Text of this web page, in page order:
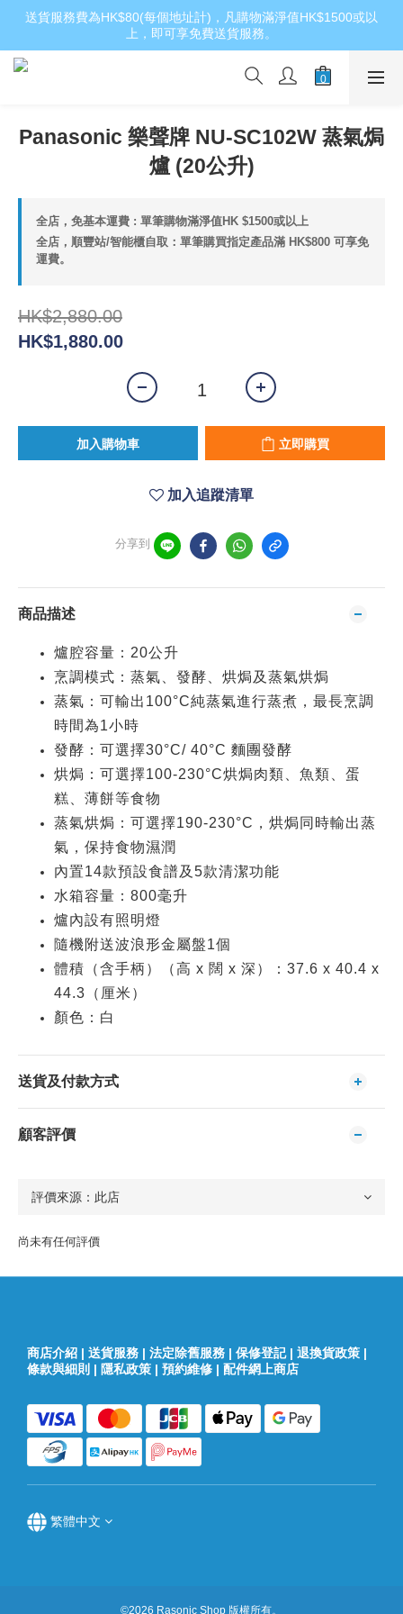
送貨服務費為HK$80(每個地址計)，凡購物滿淨值HK$1500或以
上，即可享免費送貨服務。
Panasonic 樂聲牌 NU-SC102W 蒸氣焗
爐 (20公升)
全店，免基本運費 : 單筆購物滿淨值HK $1500或以上
全店，順豐站/智能櫃自取：單筆購買指定產品滿 HK$800 可享免
運費。
HK$2,880.00
HK$1,880.00
加入購物車 立即購買
加入追蹤清單
分享到
商品描述
爐腔容量：20公升
烹調模式：蒸氣、發酵、烘焗及蒸氣烘焗
蒸氣：可輸出100°C純蒸氣進行蒸煮，最長烹調
時間為1小時
發酵：可選擇30°C/ 40°C 麵團發酵
烘焗：可選擇100-230°C烘焗肉類、魚類、蛋
糕、薄餅等食物
蒸氣烘焗：可選擇190-230°C，烘焗同時輸出蒸
氣，保持食物濕潤
內置14款預設食譜及5款清潔功能
水箱容量：800毫升
爐內設有照明燈
隨機附送波浪形金屬盤1個
體積（含手柄）（高 x 闊 x 深）：37.6 x 40.4 x
44.3（厘米）
顏色：白
送貨及付款方式
顧客評價
尚未有任何評價
商店介紹 | 送貨服務 | 法定除舊服務 | 保修登記| 退換貨政策 |
條款與細則 | 隱私政策 | 預約維修 | 配件網上商店
繁體中文
©2026 Rasonic Shop 版權所有。